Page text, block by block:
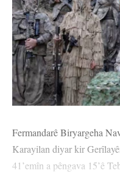
Fermandarê Biryargeha
Karayilan diyar kir
41’emîn a pêngava 15’ê